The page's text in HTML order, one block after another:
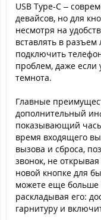
USB Type-C –
девайсов, но для
несмотря на
вставлять в
подключить
проблем, даже если
темнота.
Главные
дополнительный
показывающий
время входящего
вызова и сброса,
звонок, не
новой кнопке для
можете еще больше
раскладывая его:
гарнитуру и